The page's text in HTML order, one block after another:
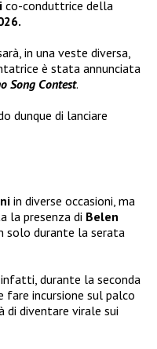
co-conduttrice della
in una veste diversa,
è stata annunciata
Song Contest.
dunque di lanciare
in diverse occasioni, ma
la presenza di Belen
solo durante la serata
infatti, durante la seconda
fare incursione sul palco
di diventare virale sui